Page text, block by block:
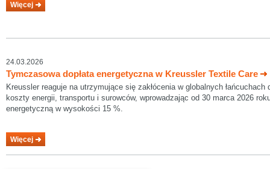
Więcej
24.03.2026
Tymczasowa dopłata energetyczna w Kreussler Textile Care
Kreussler reaguje na utrzymujące się zakłócenia w globalnych
koszty energii, transportu i surowców, wprowadzając od 30 marca 2026
energetyczną w wysokości 15 %.
Więcej